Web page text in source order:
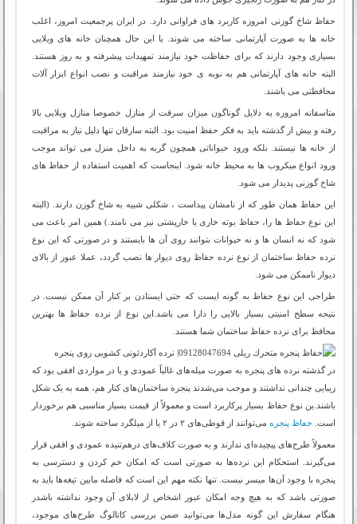
حفاظ شاخ گوزنی امروزه کاربرد های فراوانی دارد. در ایران پرجمعیت امروز، اغلب
خانه ها به صورت آپارتمانی ساخته می شوند. با این حال همچنان خانه های ویلایی
بسیاری وجود دارند که برای حفاظت خود نیازمند تمهیدات پیشرفته و به روز هستند.
البته خانه های آپارتمانی هم به نوبه ی خود نیازمند مراقبت و نصب انواع ابزار آلات
محافظتی می باشند.
متاسفانه امروزه به دلایل گوناگون میزان سرقت از منازل خصوصا منازل ویلایی بالا
رفته و بیش از گذشته باید به فکر حفظ امنیت بود. البته سارقان تنها دلیل نیاز به مراقبت
از خانه ها نیستند. بلکه ورود حیواناتی همچون گربه به داخل منزل می تواند موجب
ورود انواع میکروب ها به محیط خانه شود. اینجاست که اهمیت استفاده از حفاظ های
شاخ گوزنی پدیدار می شود.
این حفاظ همان طور که از نامشان پیداست ، شکلی شبیه به شاخ گوزن دارند. (البته
این نوع حفاظ ها را، حفاظ بوته خاری یا خارپشتی نیز می نامند.) همین امر باعث می
شود که نه انسان ها و نه حیوانات بتوانند روی آن ها بایستند و در صورتی که این نوع
نرده حفاظ ساختمان از نوع نرده حفاظ روی دیوار ها نصب گردد، عملا عبور از بالای
دیوار ناممکن می شود.
طراحی این نوع حفاظ به گونه ایست که حتی ایستادن بر کنار آن ممکن نیست. در
نتیجه سطح امنیتی بسیار بالایی را دارا می باشد.این نوع از نرده حفاظ ها بهترین
محافظ برای نرده حفاظ ساختمان شما هستند.
در گذشته نرده های پنجره به صورت میله‌های غالباً عمودی و یا در مواردی افقی بود که
زیبایی چندانی نداشتند و موجب می‌شدند پنجره ساختمان‌های کنار هم، همه به یک شکل
باشند.ین نوع حفاظ بسیار پرکاربرد است و معمولاً از قیمت بسیار مناسبی هم برخوردار
است. حفاظ پنجره می‌توانند از قوطی‌های ۲ در ۲ یا از میلگرد ساخته شوند.
معمولاً طرح‌های پیچیده‌ای ندارند و به صورت کلاف‌های درهم‌تنیده عمودی و افقی قرار
می‌گیرند. استحکام این نرده‌ها به صورتی است که امکان خم کردن و دسترسی به
پنجره با وجود آن‌ها میسر نیست. تنها نکته مهم این است که فاصله مابین تیغه‌ها باید به
صورتی باشد که به هیچ وجه امکان عبور اشخاص از لابلای آن وجود نداشته باشدر
هنگام سفارش این گونه مدل‌ها می‌توانید ضمن بررسی کاتالوگ طرح‌های موجود،